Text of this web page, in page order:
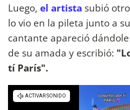
Luego, el artista subió
lo vio en la pileta junto a
cantante apareció
de su amada y escribió:
tí París".